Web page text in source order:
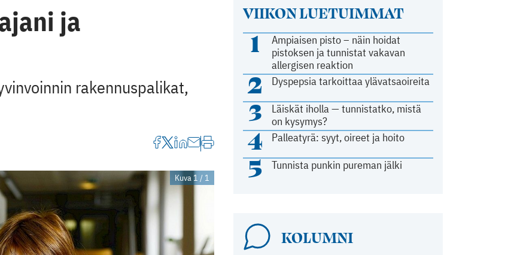
VIIKON LUETUIMMAT
1
Ampiaisen pisto – näin hoidat
pistoksen ja tunnistat vakavan
allergisen reaktion
2 Dyspepsia tarkoittaa ylävatsaoireita
3
Läiskät iholla — tunnistatko, mistä
on kysymys?
4 Palleatyrä: syyt, oireet ja hoito
5 Tunnista punkin pureman jälki
KOLUMNI
ja
rakennuspalikat,
Kuva 1 / 1